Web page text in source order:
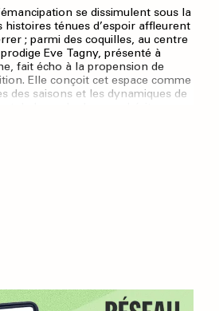
se dissimulent sous la
ténues d’espoir affleurent
; parmi des coquilles, au centre
Eve Tagny, présenté à
fait écho à la propension de
Elle conçoit cet espace comme
des saisons et les dynamiques de